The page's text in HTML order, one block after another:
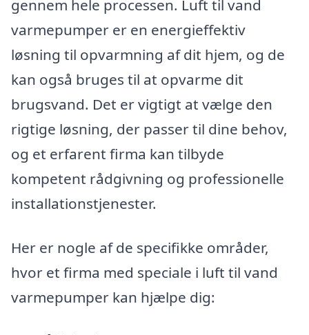
gennem hele processen. Luft til vand
varmepumper er en energieffektiv
løsning til opvarmning af dit hjem, og de
kan også bruges til at opvarme dit
brugsvand. Det er vigtigt at vælge den
rigtige løsning, der passer til dine behov,
og et erfarent firma kan tilbyde
kompetent rådgivning og professionelle
installationstjenester.
Her er nogle af de specifikke områder,
hvor et firma med speciale i luft til vand
varmepumper kan hjælpe dig: